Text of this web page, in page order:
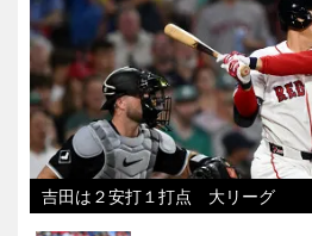
吉田は２安打１打点 大リーグ